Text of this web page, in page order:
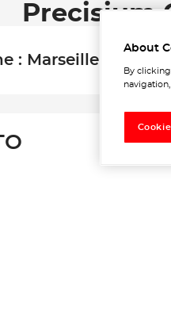
Precisium
: Marseille
About
By